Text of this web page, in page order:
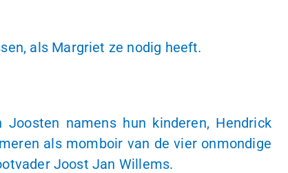
als Margriet ze nodig heeft.
namens hun kinderen, Hendrick
als momboir van de vier onmondige
Joost Jan Willems.